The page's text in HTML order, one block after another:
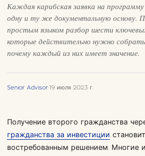
Каждая карибская заявка на
одну и ту же документальную основу.
простым языком разбор шести
которые действительно нужно
почему каждый из них имеет значение.
Senior Advisor·19 июля 2023 г.
Получение второго гражданства
гражданства за инвестиции
востребованным решением. Многие